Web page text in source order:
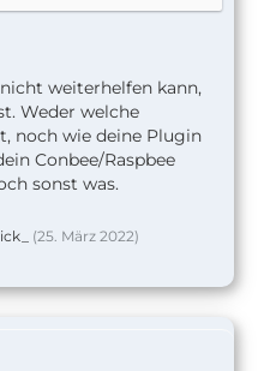
weiterhelfen kann,
Weder welche
noch wie deine Plugin
Conbee/Raspbee
sonst was.
(25. März 2022)